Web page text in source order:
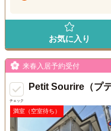
お気に入り
チェック
来春入居予約受付
Petit Sourire（プ
満室（空室待ち）